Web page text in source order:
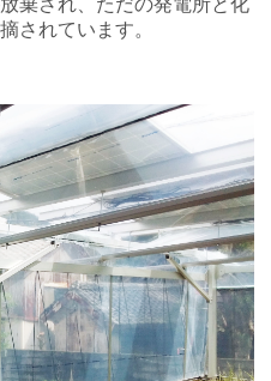
されています。